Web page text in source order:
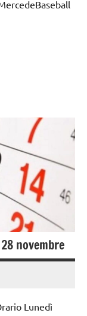
novembre
Lunedì